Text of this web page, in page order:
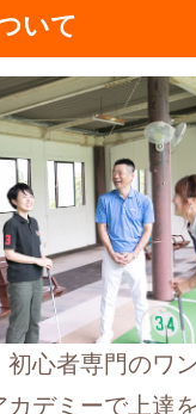
いて
初心者専門のワ
カデミーで上達